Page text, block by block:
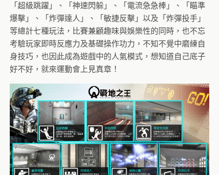
「超級跳躍」、「神速閃躲」、「電流急急棒」、「瞄準
爆擊」、「炸彈達人」、「敏捷反擊」以及「炸彈投手」
等總計七種玩法，比賽兼顧趣味與娛樂性的同時，也不忘
考驗玩家即時反應力及基礎操作功力，不知不覺中磨練自
身技巧，也因此成為遊戲中的人氣模式，想知道自己底子
好不好，就來運動會上見真章！